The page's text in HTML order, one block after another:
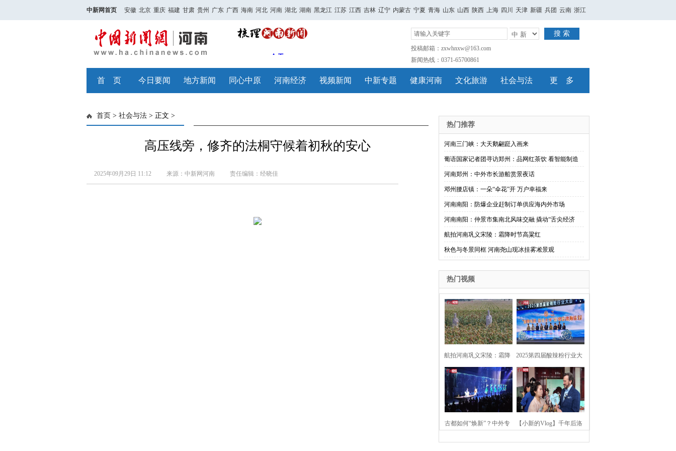
中新网首页 安徽 北京 重庆 福建 甘肃 贵州 广东 广西 海南 河北 河南 湖北 湖南 黑龙江 江苏 江西 吉林 辽宁 内蒙古 宁夏 青海 山东 山西 陕西 上海 四川 天津 新疆 兵团 云南 浙江
搜 索
投稿邮箱：zxwhnxw@163.com
新闻热线：0371-65700861
首 页 今日要闻 地方新闻 同心中原 河南经济 视频新闻 中新专题 健康河南 文化旅游 社会与法 更 多
首页 > 社会与法 > 正文 >
高压线旁，修齐的法桐守候着初秋的安心
2025年09月29日 11:12 来源：中新网河南 责任编辑：经晓佳
热门推荐
河南三门峡：大天鹅翩跹入画来
葡语国家记者团寻访郑州：品网红茶饮 看智能制造
河南郑州：中外市长游船赏景夜话
邓州腰店镇：一朵“伞花”开 万户幸福来
河南南阳：防爆企业赶制订单供应海内外市场
河南南阳：仲景市集南北风味交融 撬动“舌尖经济
航拍河南巩义宋陵：霜降时节高粱红
秋色与冬景同框 河南尧山现冰挂雾凇景观
热门视频
航拍河南巩义宋陵：霜降
时节高粱红
2025第四届酸辣粉行业大
会在河南开封举行
古都如何“焕新”？中外专 【小新的Vlog】千年后洛